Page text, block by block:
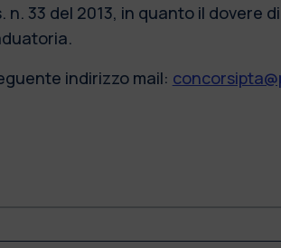
33 del 2013, in quanto il dovere
indirizzo mail: